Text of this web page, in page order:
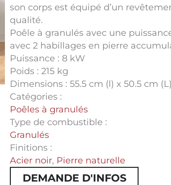
son corps est équipé d’un
qualité.
Poêle à granulés avec une
avec 2 habillages en pierre
Puissance : 8 kW
Poids : 215 kg
Dimensions : 55.5 cm (l) x 50.5 cm
Catégories :
Poêles à granulés
Type de combustible :
Granulés
Finitions :
Acier noir, Pierre naturelle
DEMANDE D'INFOS